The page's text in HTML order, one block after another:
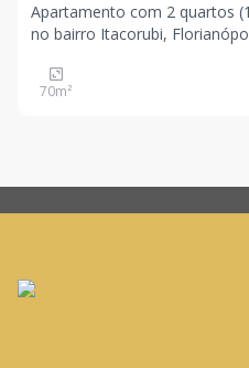
Apartamento com 2 quartos
no bairro Itacorubi, Florianópolis. Imóvel
privativa, ideal para quem
praticidade em uma das
70m²